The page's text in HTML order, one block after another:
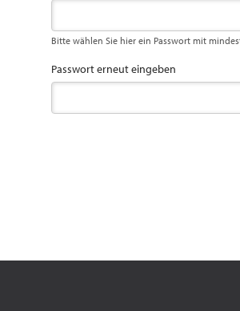
Bitte wählen Sie hier ein Passwort mit
Passwort erneut eingeben